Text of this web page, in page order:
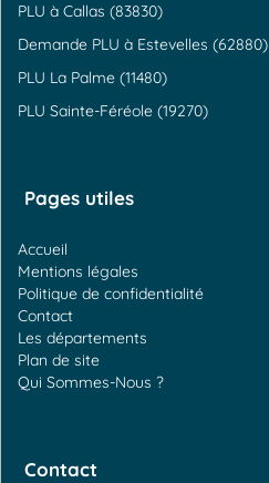
PLU à Callas (83830)
Demande PLU à Estevelles (62880)
PLU La Palme (11480)
PLU Sainte-Féréole (19270)
Pages utiles
Accueil
Mentions légales
Politique de confidentialité
Contact
Les départements
Plan de site
Qui Sommes-Nous ?
Contact